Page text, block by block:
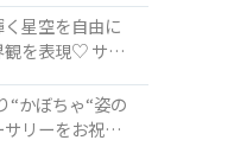
星空を自由に
観を表現♡ サマ
ヤー』を記念し
かぼちゃ“姿の
リーをお祝い